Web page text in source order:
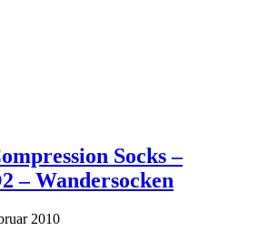
Socks –
– Wandersocken
2010